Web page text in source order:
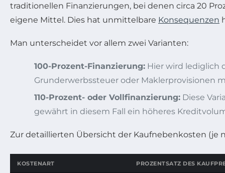
traditionellen Finanzierungen, bei denen circa 20
eigene Mittel. Dies hat unmittelbare Konsequenzen
Man unterscheidet vor allem zwei Varianten:
100-Prozent-Finanzierung: Hier wird lediglich
Grunderwerbssteuer oder Maklerprovisionen
110-Prozent- oder Vollfinanzierung: Diese
gewährt in diesem Fall ein höheres
Zur detaillierten Übersicht der Kaufnebenkosten (je
KOSTENART PROZENTSATZ DES